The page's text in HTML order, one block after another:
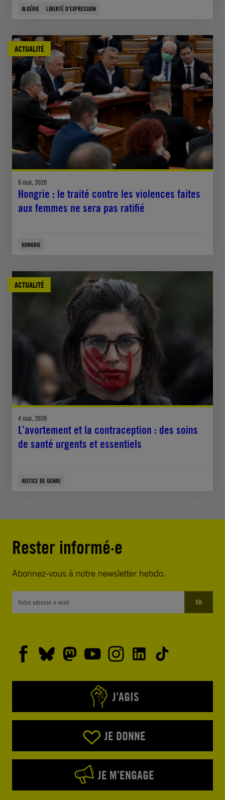
ALGÉRIE LIBERTÉ D'EXPRESSION
ACTUALITÉ
6 mai, 2020
Hongrie : le traité contre les violences faites
aux femmes ne sera pas ratifié
HONGRIE
ACTUALITÉ
4 mai, 2020
L’avortement et la contraception : des soins
de santé urgents et essentiels
JUSTICE DE GENRE
Rester informé·e
Abonnez-vous à notre newsletter hebdo.
OK
J’AGIS
JE DONNE
JE M’ENGAGE